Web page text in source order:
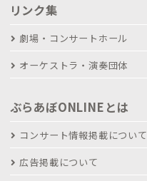
リンク集
劇場・コンサートホール
オーケストラ・演奏団体
ぶらあぼONLINEとは
コンサート情報掲載について
広告掲載について